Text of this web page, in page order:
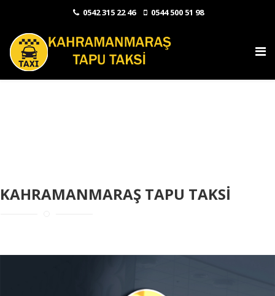
0542 315 22 46 0544 500 51 98
KAHRAMANMARAŞ TAPU TAKSİ